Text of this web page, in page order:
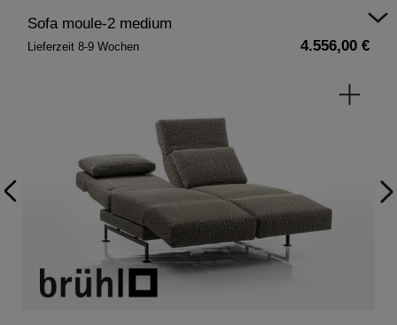
Sofa moule-2 medium
Lieferzeit 8-9 Wochen 4.556,00 €